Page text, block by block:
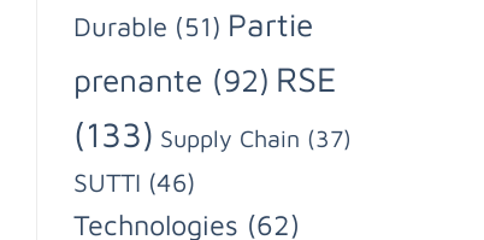
Durable (51) Partie
prenante (92) RSE
(133) Supply Chain (37)
SUTTI (46)
Technologies (62)